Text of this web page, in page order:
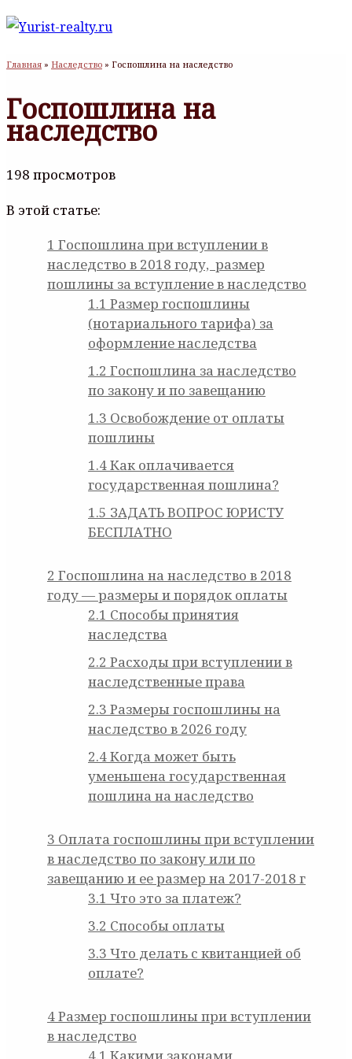
Главная » Наследство » Госпошлина на наследство
Госпошлина на
наследство
198 просмотров
В этой статье:
1 Госпошлина при вступлении в
наследство в 2018 году, ­ размер
пошлины за вступление в наследство
1.1 Размер госпошлины
(нотариального тарифа) за
оформление наследства
1.2 Госпошлина за наследство
по закону и по завещанию
1.3 Освобождение от оплаты
пошлины
1.4Как оплачивается
государственная пошлина?
1.5 ЗАДАТЬ ВОПРОС ЮРИСТУ
БЕСПЛАТНО
2 Госпошлина на наследство в 2018
году — размеры и порядок оплаты
2.1 Способы принятия
наследства
2.2 Расходы при вступлении в
наследственные права
2.3 Размеры госпошлины на
наследство в 2026 году
2.4Когда может быть
уменьшена государственная
пошлина на наследство
3 Оплата госпошлины при вступлении
в наследство по закону или по
завещанию и ее размер на 2017-2018 г
3.1 Что это за платеж?
3.2 Способы оплаты
3.3 Что делать с квитанцией об
оплате?
4Размер госпошлины при вступлении
в наследство